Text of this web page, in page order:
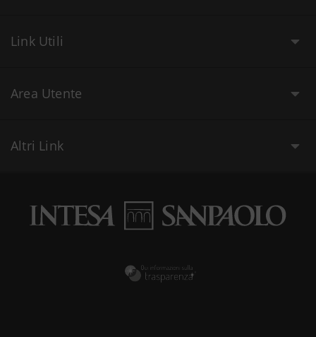
Link Utili
Area Utente
Altri Link